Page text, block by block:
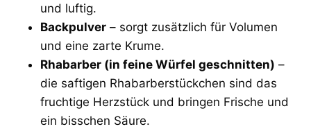
und luftig.
Backpulver – sorgt zusätzlich für Volumen
und eine zarte Krume.
Rhabarber (in feine Würfel geschnitten) –
die saftigen Rhabarberstückchen sind das
fruchtige Herzstück und bringen Frische und
ein bisschen Säure.